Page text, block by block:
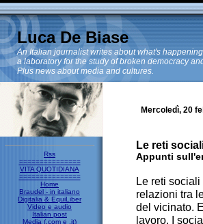
Luca De Biase
An Italian journalist writes about what's
a laboratory for the study of broken democracy
Plus news about media and cultures.
Rss
===============
VITA QUOTIDIANA
===============
Home
Braudel - in italiano
Digitalia & EquiLiber
Video e audio
Italian post
Media (.com e .it)
Mercoledì, 20
Le reti
Appunti
Le reti
relazioni tra
del vicinato.
lavoro. I